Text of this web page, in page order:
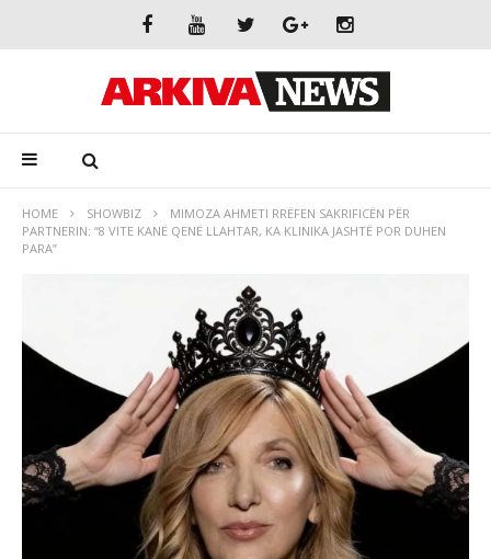
HOME SHOWBIZ
MIMOZA AHMETI RRËFEN SAKRIFICËN PËR
PARTNERIN: “8 VITE KANË QENË LLAHTAR, KA KLINIKA JASHTË POR DUHEN
PARA”